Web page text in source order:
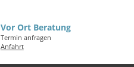
Vor Ort Beratung
Termin anfragen
Anfahrt